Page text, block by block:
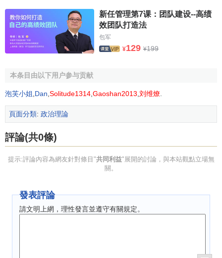
益。傳統觀點認為，這兩種共同體的利益根本一致；而在公
共選擇理論看來，兩者可能相分離。可見，共同體的共同利
益並不等同於公共利益，公共利益是最一般意義上的共同利
益，但共同體的共同利益不一定是公共利益，這取決於共同
會大多數公眾的共同利益，公共組織與共同體組織為了公共
利益和共同利益滿足的不是少數個人的利益，而是多數人的
利益， 公共組織和一般的共同體組織對組織的剩餘都不進行
分配。值得註意的是，當共同體所追求的是公共和公眾的利
益而不是自身組織的私利時，公共利益與共同利益的內涵變
得一致。
↑馬國賢.政府預算理論與績效政策研究.中國財政經濟
王曉玲.行政性公共財產績效管理研究.立信會計出版
新任管理第7课：团队建设--高绩
效团队打造法
包军
¥129 ¥199
本条目由以下用户参与贡献
泡芙小姐 Dan Solitude1314 Gaoshan2013 刘维燎
頁面分類: 政治理論
評論(共0條)
提示:評論內容為網友針對條目"共同利益"展開的討論，與本站觀點立場無
關。
發表評論
請文明上網，理性發言並遵守有關規定。